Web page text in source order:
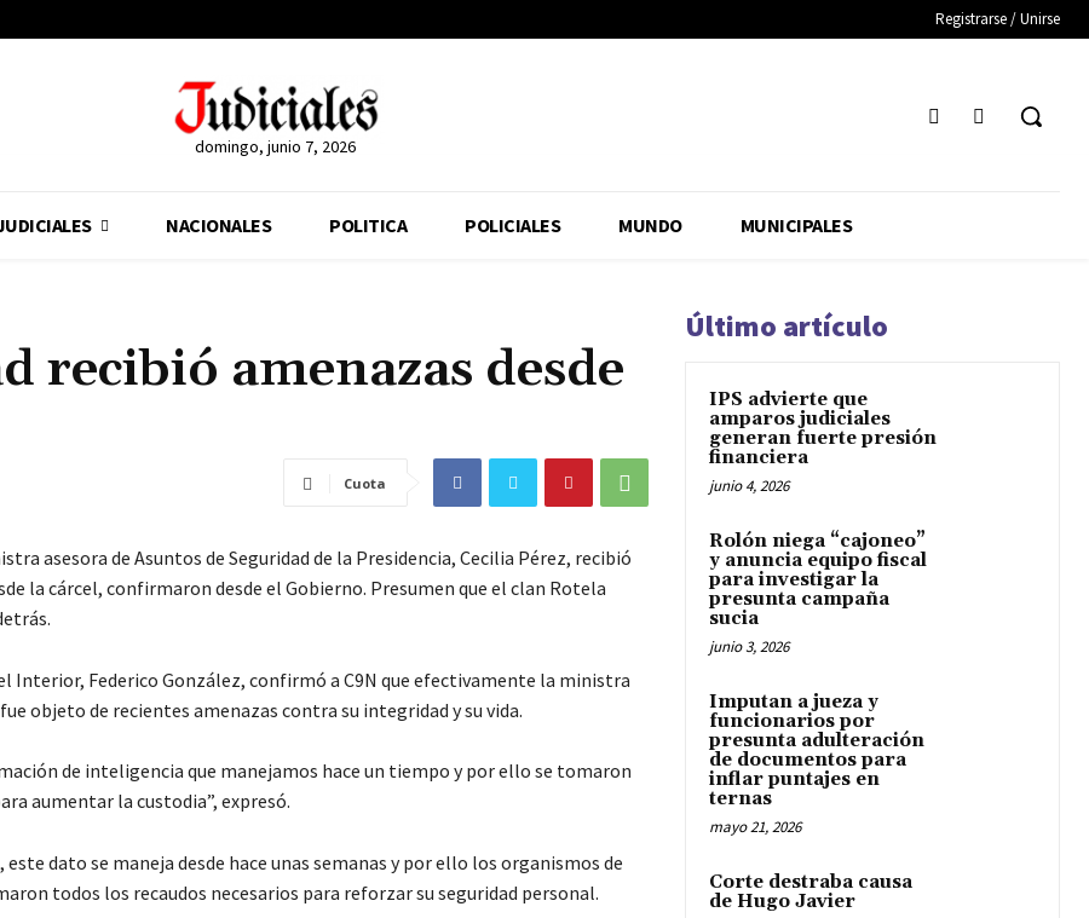
Registrarse / Unirse
domingo, junio 7, 2026
NACIONALES POLITICA POLICIALES MUNDO MUNICIPALES
recibió amenazas desde
Cuota
asesora de Asuntos de Seguridad de la Presidencia, Cecilia Pérez, recibió
la cárcel, confirmaron desde el Gobierno. Presumen que el clan Rotela
Interior, Federico González, confirmó a C9N que efectivamente la ministra
objeto de recientes amenazas contra su integridad y su vida.
de inteligencia que manejamos hace un tiempo y por ello se tomaron
aumentar la custodia”, expresó.
este dato se maneja desde hace unas semanas y por ello los organismos de
todos los recaudos necesarios para reforzar su seguridad personal.
Último artículo
IPS advierte que
amparos judiciales
generan fuerte presión
financiera
junio 4, 2026
Rolón niega “cajoneo”
y anuncia equipo fiscal
para investigar la
presunta campaña
sucia
junio 3, 2026
Imputan a jueza y
funcionarios por
presunta adulteración
de documentos para
inflar puntajes en
ternas
mayo 21, 2026
Corte destraba causa
de Hugo Javier